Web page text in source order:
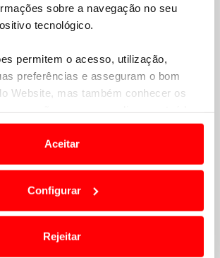
sobre a navegação no seu
tecnológico.
permitem o acesso, utilização,
preferências e asseguram o bom
Website, mas também conhecer os
a promover produtos e/ou serviços.
a utilização destas tecnologias
tempo as suas preferências e limitando
durante a navegação no
Aceitar
Configurar
Rejeitar